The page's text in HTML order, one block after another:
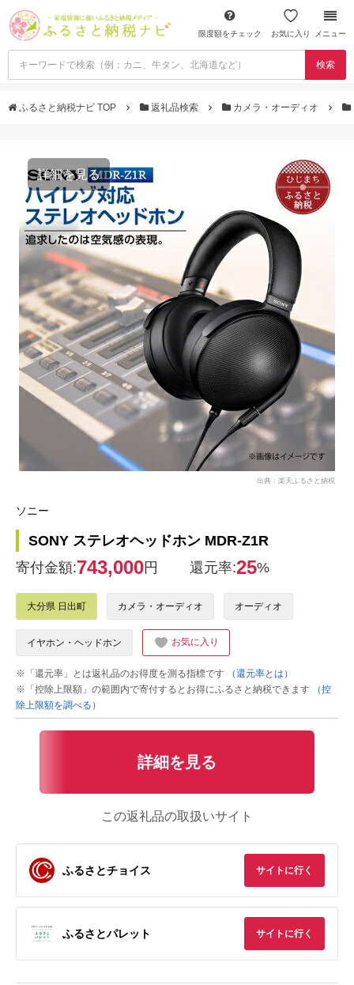
限度額をチェック お気に入り メニュー
検索
ふるさと納税ナビ TOP 返礼品検索 カメラ・オーディオ
詳細を見る
出典：楽天ふるさと納税
ソニー
SONY ステレオヘッドホン MDR-Z1R
寄付金額:743,000円 還元率:25%
大分県 日出町 カメラ・オーディオ オーディオ
イヤホン・ヘッドホン お気に入り
※「還元率」とは返礼品のお得度を測る指標です
（還元率とは）
※「控除上限額」の範囲内で寄付するとお得にふるさと納税できます
（控
除上限額を調べる）
詳細を見る
この返礼品の取扱いサイト
ふるさとチョイス サイトに行く
ふるさとパレット サイトに行く